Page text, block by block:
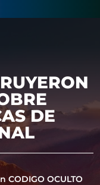
DE
CODIGO OCULTO